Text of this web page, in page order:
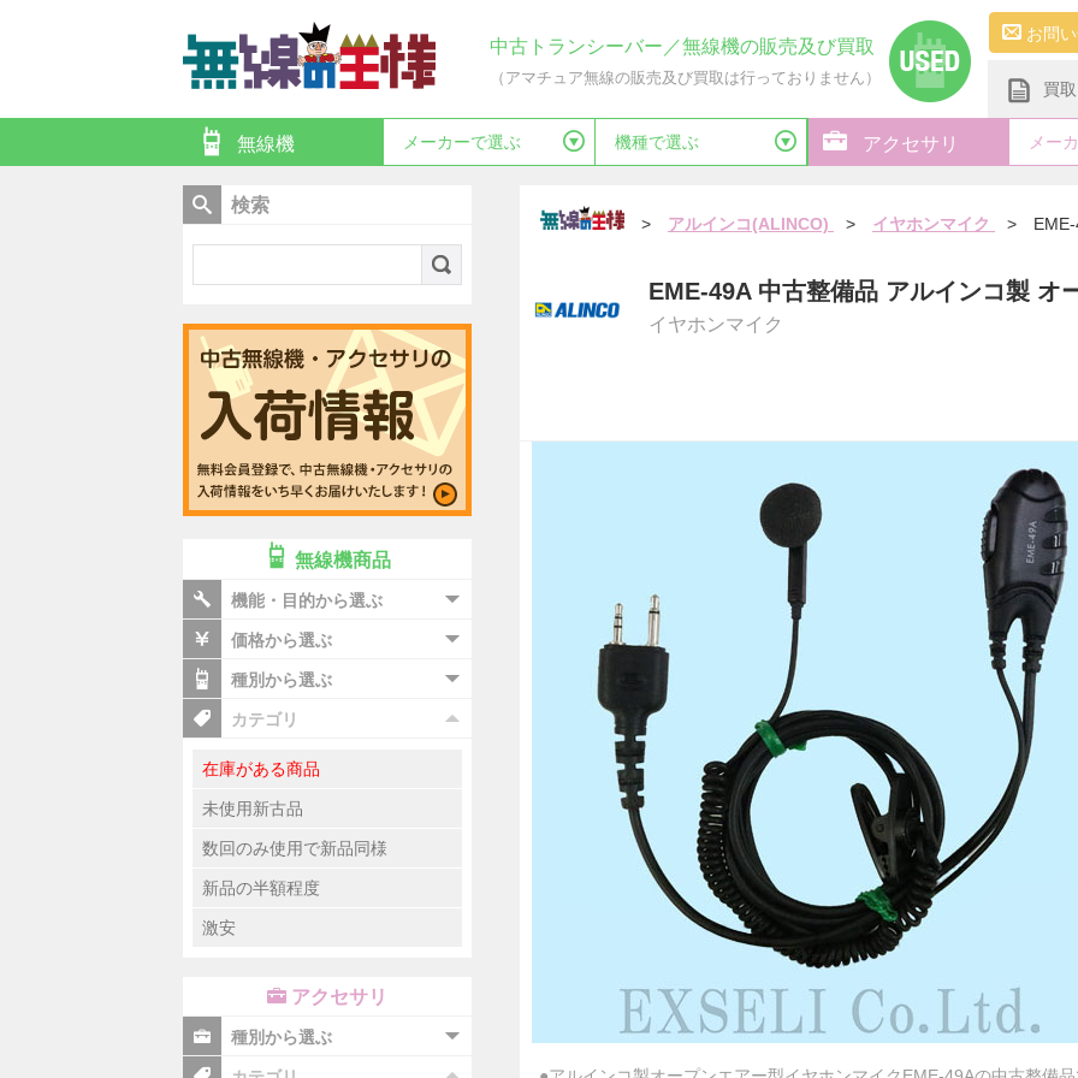
中古トランシーバー／無線機の販売及び買取
（アマチュア無線の販売及び買取は行っておりません）
お問
買
無線機 メーカーで選ぶ 機種で選ぶ アクセサリ メー
> アルインコ(ALINCO) > イヤホンマイク >
EME-49A 中古整備品 アルインコ製 オ
イヤホンマイク
検索
無線機商品
機能・目的から選ぶ
価格から選ぶ
種別から選ぶ
カテゴリ
在庫がある商品
未使用新古品
数回のみ使用で新品同様
新品の半額程度
激安
アクセサリ
種別から選ぶ